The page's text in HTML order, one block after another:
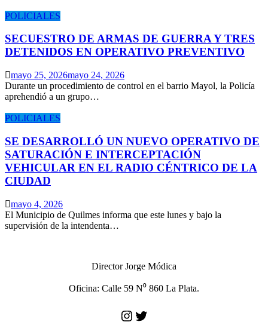
POLICIALES
SECUESTRO DE ARMAS DE GUERRA Y TRES
DETENIDOS EN OPERATIVO PREVENTIVO
mayo 25, 2026mayo 24, 2026
Durante un procedimiento de control en el barrio Mayol, la Policía
aprehendió a un grupo…
POLICIALES
SE DESARROLLÓ UN NUEVO OPERATIVO DE
SATURACIÓN E INTERCEPTACIÓN
VEHICULAR EN EL RADIO CÉNTRICO DE LA
CIUDAD
mayo 4, 2026
El Municipio de Quilmes informa que este lunes y bajo la
supervisión de la intendenta…
Director Jorge Módica
Oficina: Calle 59 N⁰ 860 La Plata.
Instagram
Twitter